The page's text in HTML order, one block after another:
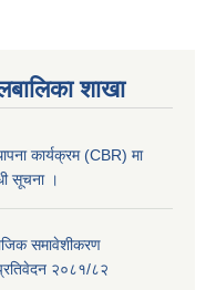
शाखा
कार्यक्रम (CBR) मा
सूचना ।
समावेशीकरण
२०८१/८२